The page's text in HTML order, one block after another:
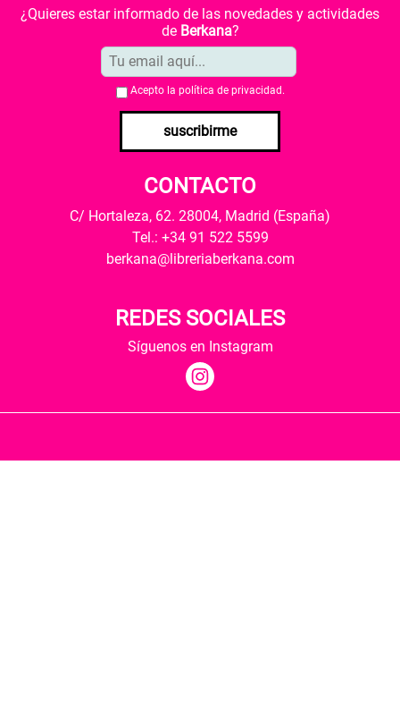
¿Quieres estar informado de las novedades y actividades
de Berkana?
Acepto la política de privacidad .
suscribirme
CONTACTO
C/ Hortaleza, 62. 28004, Madrid (España)
Tel.: +34 91 522 5599
berkana@libreriaberkana.com
REDES SOCIALES
Síguenos en Instagram